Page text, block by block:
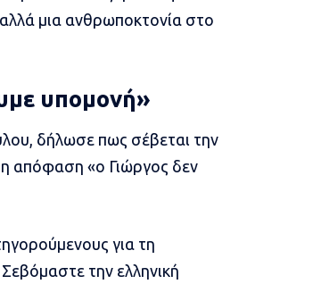
μια ανθρωποκτονία στο
υπομονή»
δήλωσε πως σέβεται την
η απόφαση «ο Γιώργος δεν
για τη
την ελληνική